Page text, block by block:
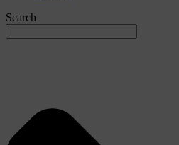
Search